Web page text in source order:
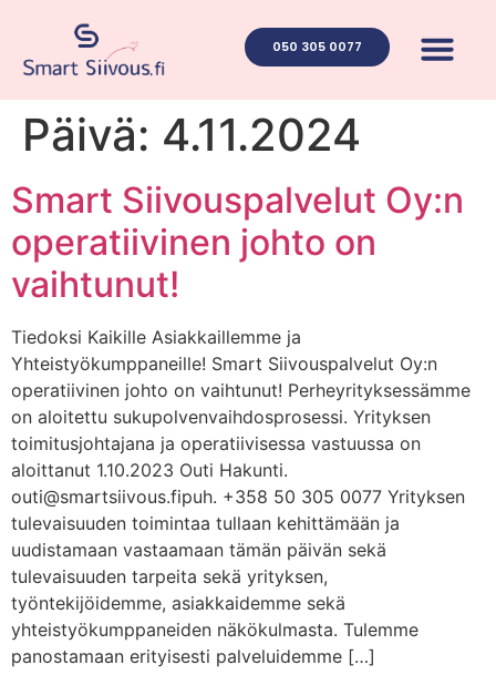
050 305 0077
Päivä: 4.11.2024
Smart Siivouspalvelut Oy:n
operatiivinen johto on
vaihtunut!
Tiedoksi Kaikille Asiakkaillemme ja
Yhteistyökumppaneille! Smart Siivouspalvelut Oy:n
operatiivinen johto on vaihtunut! Perheyrityksessämme
on aloitettu sukupolvenvaihdosprosessi. Yrityksen
toimitusjohtajana ja operatiivisessa vastuussa on
aloittanut 1.10.2023 Outi Hakunti.
outi@smartsiivous.fipuh. +358 50 305 0077 Yrityksen
tulevaisuuden toimintaa tullaan kehittämään ja
uudistamaan vastaamaan tämän päivän sekä
tulevaisuuden tarpeita sekä yrityksen,
työntekijöidemme, asiakkaidemme sekä
yhteistyökumppaneiden näkökulmasta. Tulemme
panostamaan erityisesti palveluidemme […]